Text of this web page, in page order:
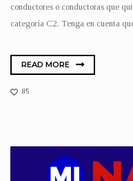
conductores o conductoras que
categoría C2. Tenga en cuenta
READ MORE
85